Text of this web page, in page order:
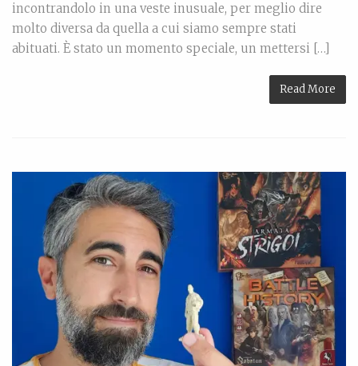
incontrandolo in una veste inusuale, per meglio dire
molto diversa da quella a cui siamo sempre stati
abituati. È stato un momento speciale, un mettersi […]
Read More